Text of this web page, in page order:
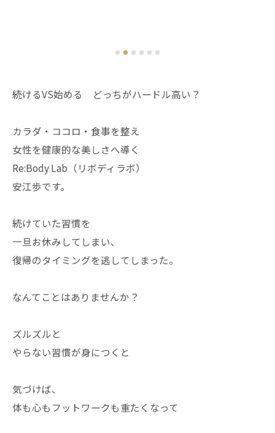
続けるVS始める どっちがハードル高い？
カラダ・ココロ・食事を整え
女性を健康的な美しさへ導く
Re:Body Lab（リボディラボ）
安江歩です。
続けていた習慣を
一旦お休みしてしまい、
復帰のタイミングを逃してしまった。
なんてことはありませんか？
ズルズルと
やらない習慣が身につくと
気づけば、
体も心もフットワークも重たくなって